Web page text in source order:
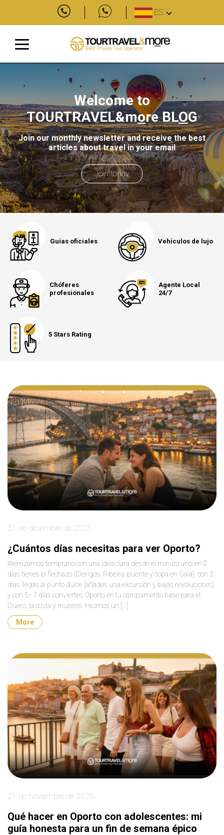
ES
Welcome to
TOURTRAVEL&moreBLOG
Join our monthly newsletter and receive the best
articles about travel in your email
Join today
Guías oficiales Vehículos de lujo
Chóferes
profesionales
Agente Local
24/7
5 Stars Rating
31 de diciembre de 2025
¿Cuántos días necesitas para ver Oporto?
Aterrizamos temprano con una idea clara desde el minuto uno: en 2
días tienes el flechazo (Clérigos, Ribeira, puente y copa en Gaia), con 3
días llegas al punto dulce (añades una excursión y bajas revoluciones)
y con 5–7 días conviertes Oporto en tu campamento base para el
Duero, la costa y museos. Hicimos un […]
More
21 de noviembre de 2025
Qué hacer en Oporto con adolescentes: mi
guía honesta para un fin de semana épico